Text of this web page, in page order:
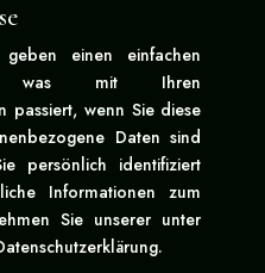
einen einfachen
was mit Ihren
passiert, wenn Sie diese
Daten sind
persönlich identifiziert
Informationen zum
Sie unserer unter